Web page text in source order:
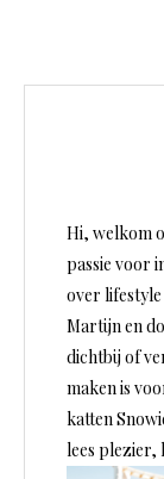
Hi, welkom
passie voor
over
Martijn en
dichtbij of
maken is
katten
lees plezier,